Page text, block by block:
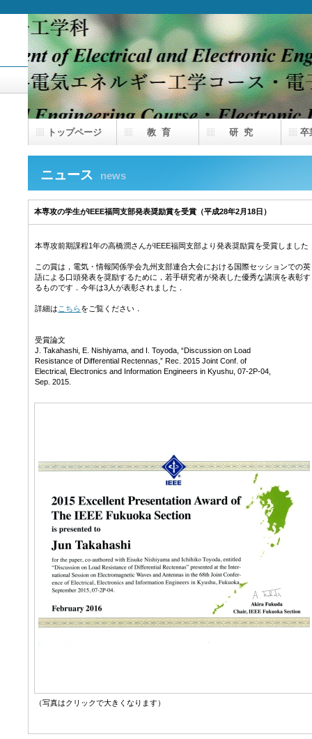
ニュース news
本専攻の学生がIEEE福岡支部発表奨励賞を受賞（平成28年2月18日）
本専攻前期課程1年の高橋潤さんがIEEE福岡支部より発表奨励賞を受賞しました
この賞は，電気・情報関係学会九州支部連合大会における国際セッションでの英
語による口頭発表を奨励するために，若手研究者が発表した優秀な講演を表彰す
るものです．今年は3人が表彰されました．
詳細は こちらをご覧ください．
受賞論文
J. Takahashi, E. Nishiyama, and I. Toyoda, “Discussion on Load
Resistance of Differential Rectennas,” Rec. 2015 Joint Conf. of
Electrical, Electronics and Information Engineers in Kyushu, 07-2P-04,
Sep. 2015.
（写真はクリックで大きくなります）
トップページ 教 育 研 究 卒